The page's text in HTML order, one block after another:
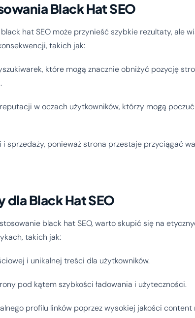
Black Hat SEO
hat SEO może przynieść szybkie rezultaty, ale
takich jak:
które mogą znacznie obniżyć pozycję
w oczach użytkowników, którzy mogą
i sprzedaży, ponieważ strona przestaje przyciągać
Black Hat SEO
black hat SEO, warto skupić się na
takich jak:
i unikalnej treści dla użytkowników.
pod kątem szybkości ładowania i użyteczności.
profilu linków poprzez wysokiej jakości content